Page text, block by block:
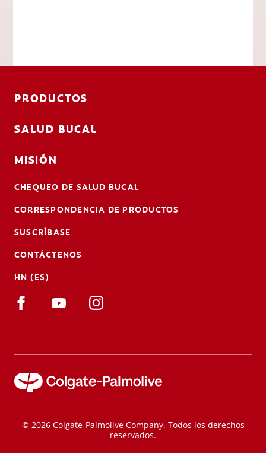
PRODUCTOS
SALUD BUCAL
MISIÓN
CHEQUEO DE SALUD BUCAL
CORRESPONDENCIA DE PRODUCTOS
SUSCRÍBASE
CONTÁCTENOS
HN (ES)
© 2026 Colgate-Palmolive Company. Todos los derechos
reservados.